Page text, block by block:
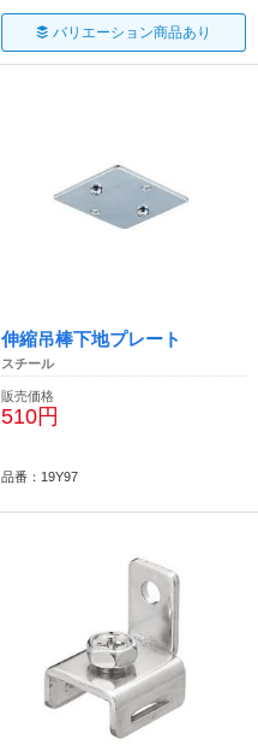
バリエーション商品あり
伸縮吊棒下地プレート
スチール
販売価格
510円
品番：19Y97